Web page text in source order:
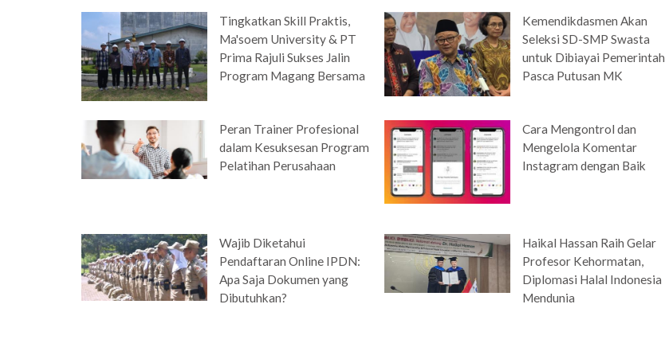
Tingkatkan Skill Praktis,
Ma'soem University & PT
Prima Rajuli Sukses Jalin
Program Magang Bersama
Kemendikdasmen Akan
Seleksi SD-SMP Swasta
untuk Dibiayai Pemerintah
Pasca Putusan MK
Peran Trainer Profesional
dalam Kesuksesan Program
Pelatihan Perusahaan
Cara Mengontrol dan
Mengelola Komentar
Instagram dengan Baik
Wajib Diketahui
Pendaftaran Online IPDN:
Apa Saja Dokumen yang
Dibutuhkan?
Haikal Hassan Raih Gelar
Profesor Kehormatan,
Diplomasi Halal Indonesia
Mendunia